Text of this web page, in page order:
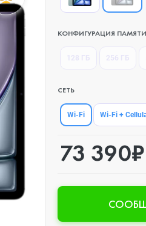
КОНФИГУРАЦИЯ ПАМЯТИ
СЕТЬ
Wi-Fi Wi-Fi +
73 390₽